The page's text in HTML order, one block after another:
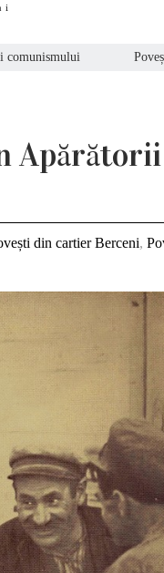
comunismului
Apărătorii
din cartier Berceni,